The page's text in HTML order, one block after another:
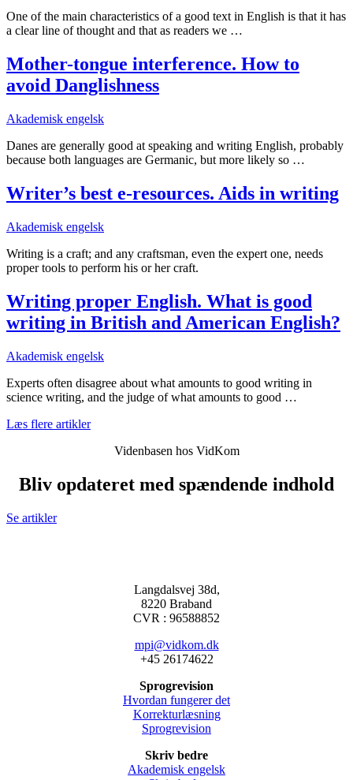
One of the main characteristics of a good text in English is that it has
a clear line of thought and that as readers we …
Mother-tongue interference. How to
avoid Danglishness
Akademisk engelsk
Danes are generally good at speaking and writing English, probably
because both languages are Germanic, but more likely so …
Writer’s best e-resources. Aids in writing
Akademisk engelsk
Writing is a craft; and any craftsman, even the expert one, needs
proper tools to perform his or her craft.
Writing proper English. What is good
writing in British and American English?
Akademisk engelsk
Experts often disagree about what amounts to good writing in
science writing, and the judge of what amounts to good …
Læs flere artikler
Videnbasen hos VidKom
Bliv opdateret med spændende indhold
Se artikler
Langdalsvej 38d,
8220 Braband
CVR : 96588852
mpi@vidkom.dk
+45 26174622
Sprogrevision
Hvordan fungerer det
Korrekturlæsning
Sprogrevision
Skriv bedre
Akademisk engelsk